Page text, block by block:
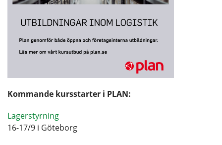
Kommande kursstarter i PLAN:
Lagerstyrning
16-17/9 i Göteborg